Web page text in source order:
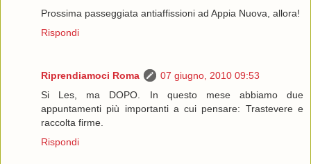
Prossima passeggiata antiaffissioni ad Appia Nuova, allora!
Rispondi
Riprendiamoci Roma
07 giugno, 2010 09:53
Si Les, ma DOPO. In questo mese abbiamo due
appuntamenti più importanti a cui pensare: Trastevere e
raccolta firme.
Rispondi